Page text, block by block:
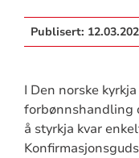
Publisert:
I Den norske
forbønnshandling
å styrkja kvar